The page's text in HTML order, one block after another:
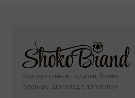
Корпоративные подарки, бизнес
сувениры, шоколад с логотипом